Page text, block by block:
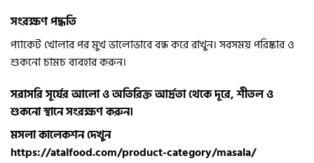
সংরক্ষণ পদ্ধতি
প্যাকেট খোলার পর মুখ ভালোভাবে বন্ধ করে রাখুন। সবসময় পরিষ্কার ও
শুকনো চামচ ব্যবহার করুন।
সরাসরি সূর্যের আলো ও অতিরিক্ত আর্দ্রতা থেকে দূরে, শীতল ও
শুকনো স্থানে সংরক্ষণ করুন।
মসলা কালেকশন দেখুন
https://atalfood.com/product-category/masala/